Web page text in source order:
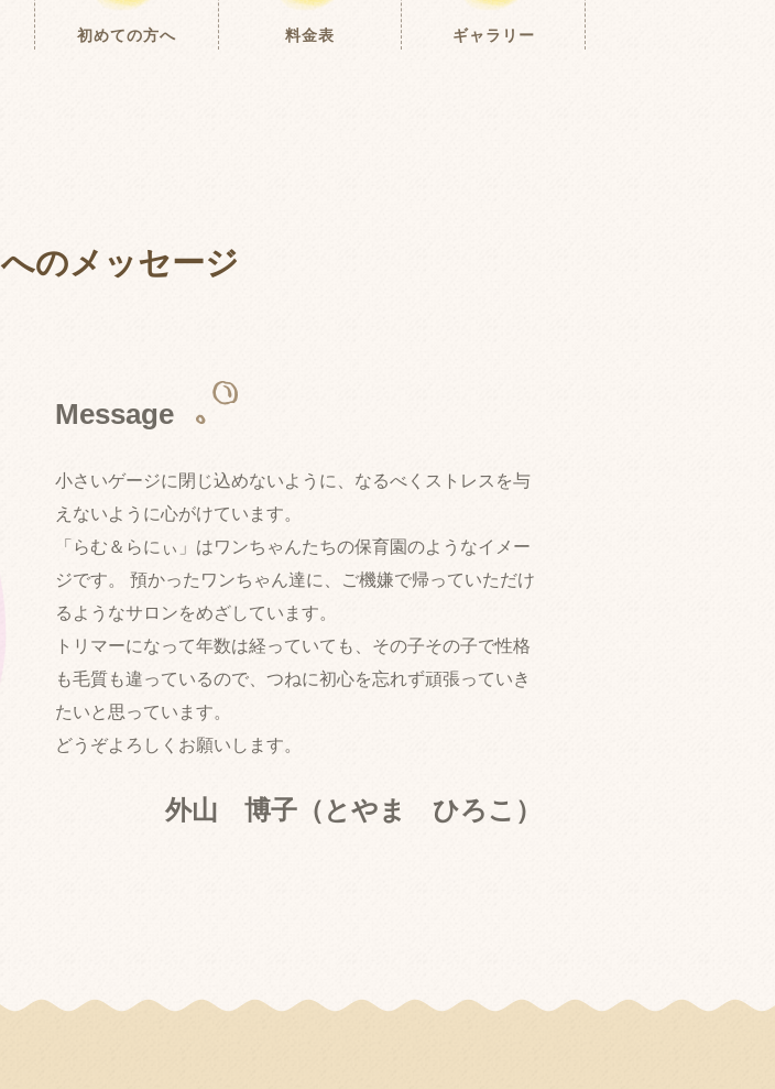
初めての方へ 料金表 ギャラリー
へのメ ッセージ
Message
小さいゲージに閉じ込めないように、なるべくストレスを与
えないように心がけています。
「らむ＆らにぃ」はワンちゃんたちの保育園のようなイメー
ジです。 預かったワンちゃん達に、ご機嫌で帰っていただけ
るようなサロンをめざしています。
トリマーになって年数は経っていても、その子その子で性格
も毛質も違っているので、つねに初心を忘れず頑張っていき
たいと思っています。
どうぞよろしくお願いします。
外山 博子（とやま ひろこ）